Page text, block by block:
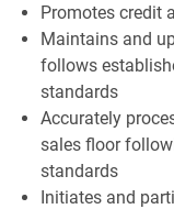
Promotes credit
Maintains and
follows
standards
Accurately
sales floor
standards
Initiates and